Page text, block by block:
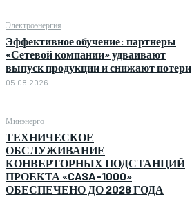
Электроэнергия
Эффективное обучение: партнеры
«Сетевой компании» удваивают
выпуск продукции и снижают потери
05.08.2026
Минэнерго
ТЕХНИЧЕСКОЕ
ОБСЛУЖИВАНИЕ
КОНВЕРТОРНЫХ ПОДСТАНЦИЙ
ПРОЕКТА «CASA-1000»
ОБЕСПЕЧЕНО ДО 2028 ГОДА